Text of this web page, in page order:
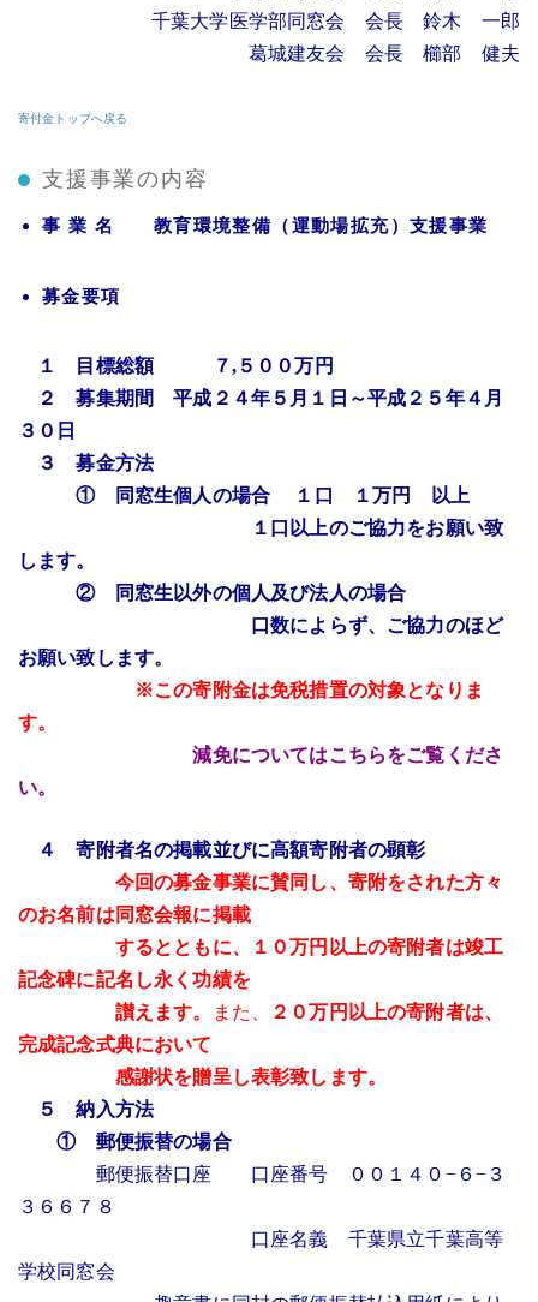
千葉大学医学部同窓会 会長 鈴木 一郎
葛城建友会 会長 櫛部 健夫
寄付金 トップへ戻る
支援事業の内容
事 業 名 教育環境整備（運動場拡充）支援事業
募金要項
１ 目標総額 ７,５００万円
２ 募集期間 平成２４年５月１日～平成２５年４月
３０日
３ 募金方法
① 同窓生個人の場合 １口 １万円 以上
１口以上のご協力をお願い致
します。
② 同窓生以外の個人及び法人の場合
口数によらず、ご協力のほど
お願い致します。
※この寄附金は免税措置の対象となりま
す。
減免についてはこちらをご覧くださ
い。
４ 寄附者名の掲載並びに高額寄附者の顕彰
今回の募金事業に賛同し、寄附をされた方々
のお名前は同窓会報に掲載
するとともに、１０万円以上の寄附者は竣工
記念碑に記名し永く功績を
讃えます。
また、
２０万円以上の寄附者は、
完成記念式典において
感謝状を贈呈し表彰致します。
５ 納入方法
① 郵便振替の場合
郵便振替口座 口座番号 ００１４０−６−３
３６６７８
口座名義 千葉県立千葉高等
学校同窓会